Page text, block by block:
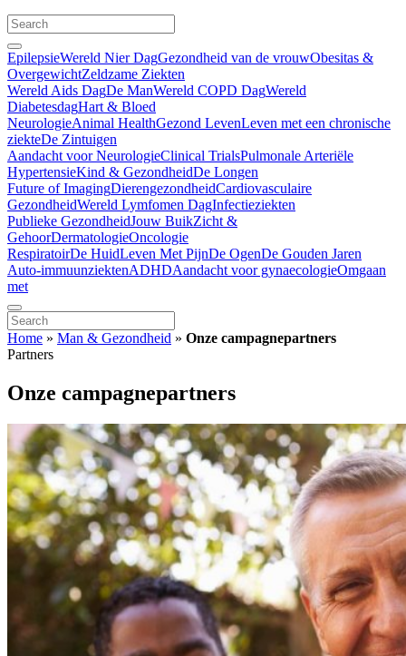
EpilepsieWereld Nier DagGezondheid van de vrouwObesitas &
OvergewichtZeldzame Ziekten
Wereld Aids DagDe ManWereld COPD DagWereld
DiabetesdagHart & Bloed
NeurologieAnimal HealthGezond LevenLeven met een chronische
ziekteDe Zintuigen
Aandacht voor NeurologieClinical TrialsPulmonale Arteriële
HypertensieKind & GezondheidDe Longen
Future of ImagingDierengezondheidCardiovasculaire
GezondheidWereld Lymfomen DagInfectieziekten
Publieke GezondheidJouw BuikZicht &
GehoorDermatologieOncologie
RespiratoirDe HuidLeven Met PijnDe OgenDe Gouden Jaren
Auto-immuunziektenADHDAandacht voor gynaecologieOmgaan
met
Home » Man & Gezondheid » Onze campagnepartners
Partners
Onze campagnepartners